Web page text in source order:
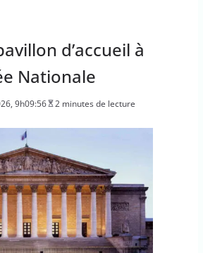
d’accueil à
Nationale
9h09:56
2 minutes de lecture